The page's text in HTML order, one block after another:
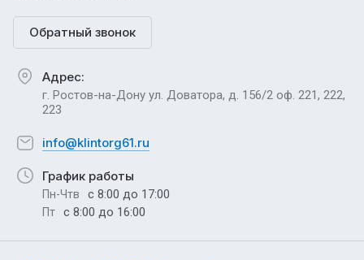
Обратный звонок
Адрес:
г. Ростов-на-Дону ул. Доватора, д. 156/2 оф. 221, 222,
223
info@klintorg61.ru
График работы
Пн-Чтв с 8:00 до 17:00
Пт с 8:00 до 16:00